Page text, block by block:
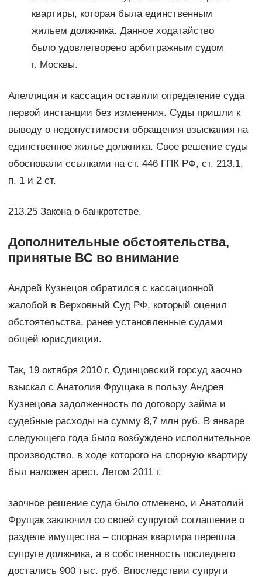
квартиры, которая была единственным
жильем должника. Данное ходатайство
было удовлетворено арбитражным судом
г. Москвы.
Апелляция и кассация оставили определение суда
первой инстанции без изменения. Суды пришли к
выводу о недопустимости обращения взыскания на
единственное жилье должника. Свое решение суды
обосновали ссылками на ст. 446 ГПК РФ, ст. 213.1,
п. 1 и 2 ст.
213.25 Закона о банкротстве.
Дополнительные обстоятельства,
принятые ВС во внимание
Андрей Кузнецов обратился с кассационной
жалобой в Верховный Суд РФ, который оценил
обстоятельства, ранее установленные судами
общей юрисдикции.
Так, 19 октября 2010 г. Одинцовский горсуд заочно
взыскал с Анатолия Фрущака в пользу Андрея
Кузнецова задолженность по договору займа и
судебные расходы на сумму 8,7 млн руб. В январе
следующего года было возбуждено исполнительное
производство, в ходе которого на спорную квартиру
был наложен арест. Летом 2011 г.
заочное решение суда было отменено, и Анатолий
Фрущак заключил со своей супругой соглашение о
разделе имущества – спорная квартира перешла
супруге должника, а в собственность последнего
достались 900 тыс. руб. Впоследствии супруги